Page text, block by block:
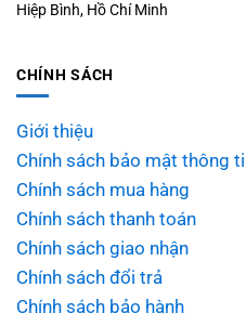
Hiệp Bình, Hồ Chí Minh
CHÍNH SÁCH
Giới thiệu
Chính sách bảo mật thông
Chính sách mua hàng
Chính sách thanh toán
Chính sách giao nhận
Chính sách đổi trả
Chính sách bảo hành